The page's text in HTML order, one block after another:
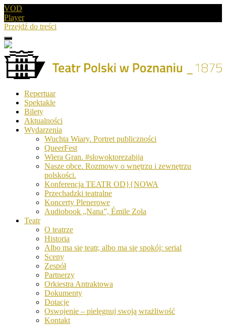
VOD
Player
Przejdź do treści
Menu
Drugie
logo
Teatr
Polski
Poznaniu
Repertuar
Spektakle
Bilety
Aktualności
Wydarzenia
Wuchta Wiary. Portret publiczności
QueerFest
Wiera Gran. #slowoktorezabija
Nasze obce. Rozmowy o wnętrzu i zewnętrzu
polskości.
Konferencja TEATR OD}{NOWA
Przechadzki teatralne
Koncerty Plenerowe
Audiobook „Nana”, Émile Zola
Teatr
O teatrze
Historia
Albo ma się teatr, albo ma się spokój: serial
Sceny
Zespół
Partnerzy
Orkiestra Antraktowa
Dokumenty
Dotacje
Oswojenie – pielęgnuj swoją wrażliwość
Kontakt